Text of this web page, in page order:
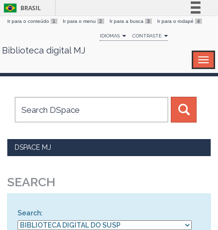
Skip
BRASIL
Simplifique!
Comunica BR
Canais
Ir para o conteúdo 1 Ir para o menu 2 Ir para a busca 3 Ir para o rodapé 4
IDIOMAS CONTRASTE
Biblioteca digital MJ
DSPACE MJ
SEARCH
Search: